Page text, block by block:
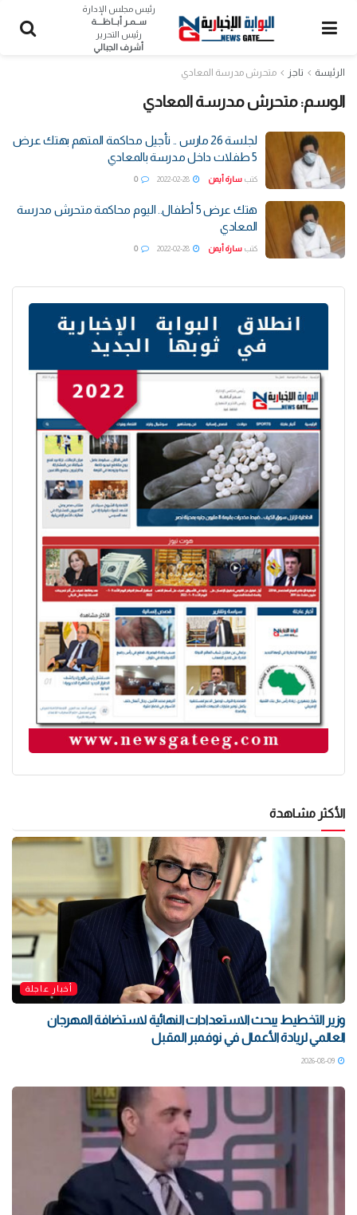
رئيس مجلس الإدارة
ســمـر أبــاظــــة
رئيس التحرير
أشرف الجبالي
الرئيسة تاجز متحرش مدرسة المعادي
الوسم:متحرش مدرسة المعادي
لجلسة 26 مارس .. تأجيل محاكمة المتهم بهتك عرض
5 طفلات داخل مدرسة بالمعادي
كتب سارة أيمن 0
هتك عرض 5 أطفال.. اليوم محاكمة متحرش مدرسة
المعادي
كتب سارة أيمن 0
الأكثر مشاهدة
أخبار عاجلة
وزير التخطيط يبحث الاستعدادات النهائية لاستضافة المهرجان
العالمي لريادة الأعمال في نوفمبر المقبل